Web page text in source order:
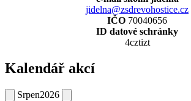
jidelna@zsdrevohostice.cz
IČO 70040656
ID datové schránky
4cztizt
Kalendář akcí
Srpen2026